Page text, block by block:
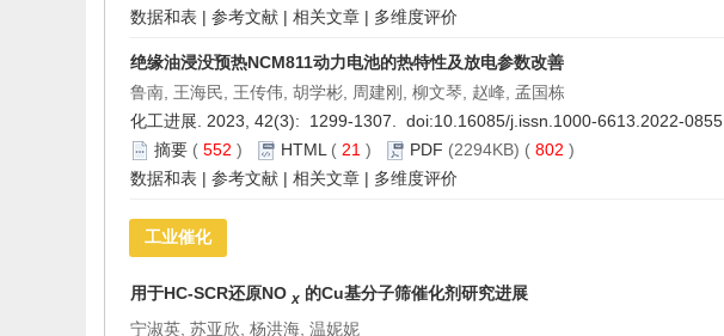
数据和表 | 参考文献 | 相关文章 | 多维度评价
绝缘油浸没预热NCM811动力电池的热特性及放电参数改善
鲁南, 王海民, 王传伟, 胡学彬, 周建刚, 柳文琴, 赵峰, 孟国栋
化工进展. 2023, 42(3): 1299-1307. doi:10.16085/j.issn.1000-6613.2022-0855
摘要 ( 552 ) HTML ( 21 ) PDF (2294KB) ( 802 )
数据和表 | 参考文献 | 相关文章 | 多维度评价
工业催化
用于HC-SCR还原NO x 的Cu基分子筛催化剂研究进展
宁淑英, 苏亚欣, 杨洪海, 温妮妮